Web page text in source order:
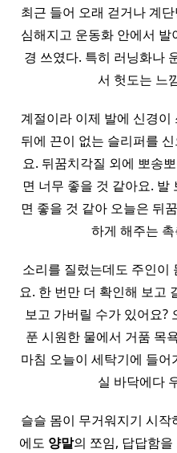
최근 들어 오래 걷거나 계
심해지고 운동화 안에서
경 쓰였다. 특히 러닝화나
서 헛도는 느
계절이라 이제 발에 신경
뒤에 끈이 없는 슬리퍼를
요. 뒤꿈치각질 외에 뽀송
면 너무 좋을 것 같아요. 발
면 좋을 것 같아 오늘은 뒤
하게 해주는
소리를 질렀는데도 주인이
요. 한 번만 더 확인해 보고
보고 가버릴 수가 있어요?
푼 시원한 물에서 거품 목
마침 오늘이 세탁기에 들
실 바닥에다
슬슬 몸이 무거워지기 시
에도 양말의 쪼임, 답답함